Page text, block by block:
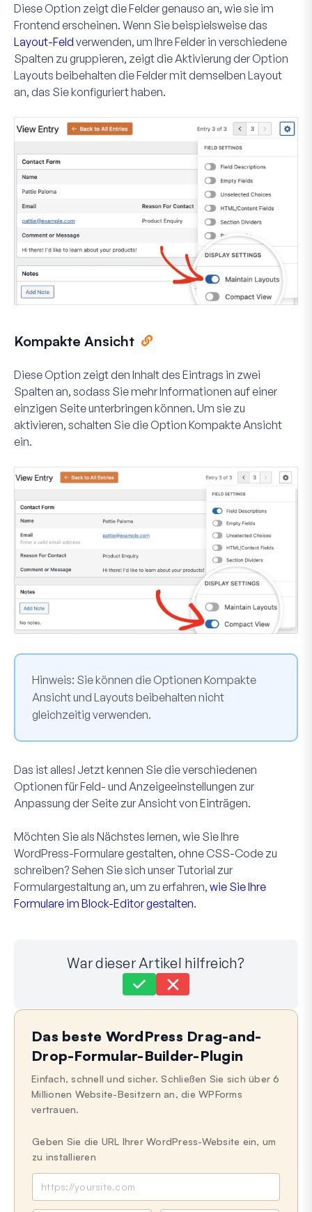
Diese Option zeigt die Felder genauso an, wie sie im
Frontend erscheinen. Wenn Sie beispielsweise das
Layout-Feld verwenden, um Ihre Felder in verschiedene
Spalten zu gruppieren, zeigt die Aktivierung der Option
Layouts beibehalten die Felder mit demselben Layout
an, das Sie konfiguriert haben.
Kompakte Ansicht
Diese Option zeigt den Inhalt des Eintrags in zwei
Spalten an, sodass Sie mehr Informationen auf einer
einzigen Seite unterbringen können. Um sie zu
aktivieren, schalten Sie die Option Kompakte Ansicht
ein.
Hinweis: Sie können die Optionen Kompakte
Ansichtund Layouts beibehalten nicht
gleichzeitig verwenden.
Das ist alles! Jetzt kennen Sie die verschiedenen
Optionen für Feld- und Anzeigeeinstellungen zur
Anpassung der Seite zur Ansicht von Einträgen.
Möchten Sie als Nächstes lernen, wie Sie Ihre
WordPress-Formulare gestalten, ohne CSS-Code zu
schreiben? Sehen Sie sich unser Tutorial zur
Formulargestaltung an, um zu erfahren, wie Sie Ihre
Formulare im Block-Editor gestalten.
War dieser Artikel hilfreich?
Immer noch festgefahren?
Zuletzt aktualisiert am 21. Mai 2024
Das beste WordPress Drag-and-
Drop-Formular-Builder-Plugin
Einfach, schnell und sicher. Schließen Sie sich über 6
Millionen Website-Besitzern an, die WPForms
vertrauen.
Geben Sie die URL Ihrer WordPress-Website ein, um
zu installieren